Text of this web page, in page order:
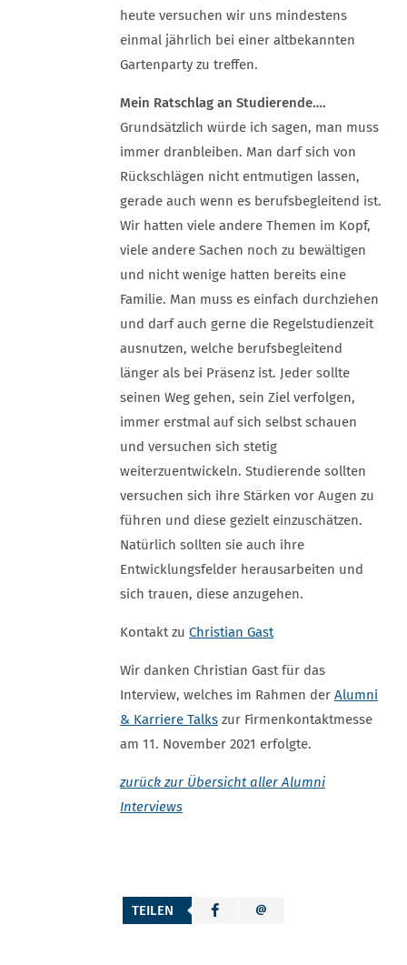
heute versuchen wir uns mindestens
einmal jährlich bei einer altbekannten
Gartenparty zu treffen.
Mein Ratschlag an Studierende….
Grundsätzlich würde ich sagen, man muss
immer dranbleiben. Man darf sich von
Rückschlägen nicht entmutigen lassen,
gerade auch wenn es berufsbegleitend ist.
Wir hatten viele andere Themen im Kopf,
viele andere Sachen noch zu bewältigen
und nicht wenige hatten bereits eine
Familie. Man muss es einfach durchziehen
und darf auch gerne die Regelstudienzeit
ausnutzen, welche berufsbegleitend
länger als bei Präsenz ist. Jeder sollte
seinen Weg gehen, sein Ziel verfolgen,
immer erstmal auf sich selbst schauen
und versuchen sich stetig
weiterzuentwickeln. Studierende sollten
versuchen sich ihre Stärken vor Augen zu
führen und diese gezielt einzuschätzen.
Natürlich sollten sie auch ihre
Entwicklungsfelder herausarbeiten und
sich trauen, diese anzugehen.
Kontakt zu Christian Gast
Wir danken Christian Gast für das
Interview, welches im Rahmen der Alumni
& Karriere Talks zur Firmenkontaktmesse
am 11. November 2021 erfolgte.
zurück zur Übersicht aller Alumni
Interviews
TEILEN